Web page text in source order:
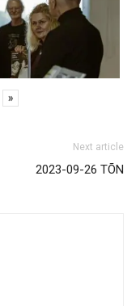
»
Next article
2023-09-26 TÕN